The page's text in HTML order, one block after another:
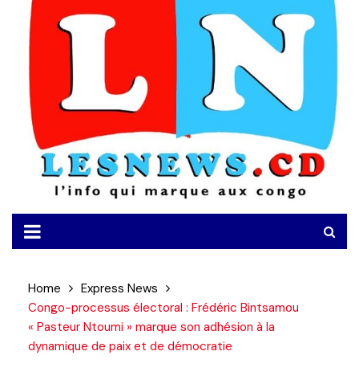
Home
Express News
Congo-processus électoral : Frédéric Bintsamou
« Pasteur Ntoumi » marque son adhésion à la
dynamique de paix et de démocratie